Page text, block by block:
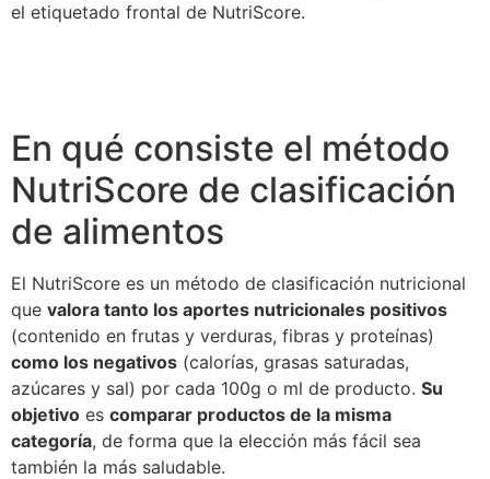
el etiquetado frontal de NutriScore.
En qué consiste el método
NutriScore de clasificación
de alimentos
El NutriScore es un método de clasificación nutricional
que valora tanto los aportes nutricionales positivos
(contenido en frutas y verduras, fibras y proteínas)
como los negativos (calorías, grasas saturadas,
azúcares y sal) por cada 100g o ml de producto. Su
objetivo es comparar productos de la misma
categoría, de forma que la elección más fácil sea
también la más saludable.